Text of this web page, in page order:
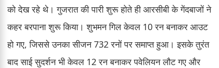
को देख रहे थे। गुजरात की पारी शुरू होते ही आरसीबी के गेंदबाजों ने
कहर बरपाना शुरू किया। शुभमन गिल केवल 10 रन बनाकर आउट
हो गए, जिससे उनका सीजन 732 रनों पर समाप्त हुआ। इसके तुरंत
बाद साई सुदर्शन भी केवल 12 रन बनाकर पवेलियन लौट गए और